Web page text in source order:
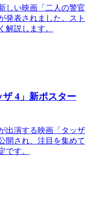
しい映画「二人の警官
発表されました。スト
解説します。
4」新ポスター
出演する映画「タッザ
開され、注目を集めて
です。